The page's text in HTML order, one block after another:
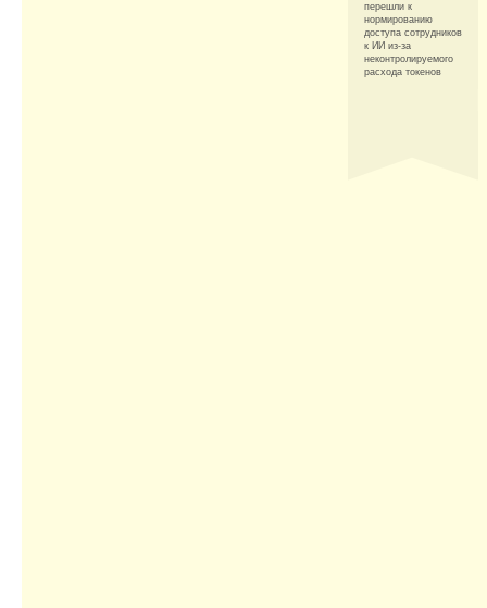
перешли к
нормированию
доступа сотрудников
к ИИ из-за
неконтролируемого
расхода токенов